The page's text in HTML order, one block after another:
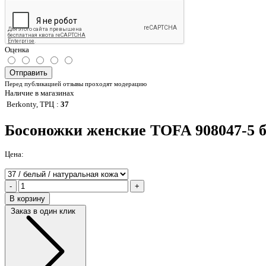
Оценка
Отправить
Перед публикацией отзывы проходят модерацию
Наличие в магазинах
Berkonty, ТРЦ : 37
Босоножки женские TOFA 908047-5
Цена:
-
+
В корзину
Заказ в один клик